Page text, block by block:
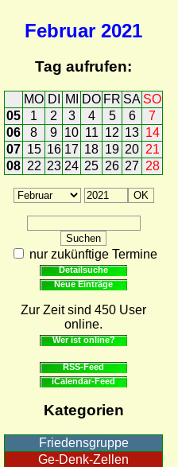
Februar 2021
Tag aufrufen:
MO DI MI DO FR SA SO
05
1 2 3 4 5 6
7
06
8 9 10 11 12 13 14
07 15 16 17 18 19 20 21
08 22 23 24 25 26 27 28
nur zukünftige Termine
Detailsuche
Neue Einträge
Zur Zeit sind 450 User
online.
Wer ist online?
RSS-Feed
iCalendar-Feed
Kategorien
Friedensgruppe
Ge-Denk-Zellen